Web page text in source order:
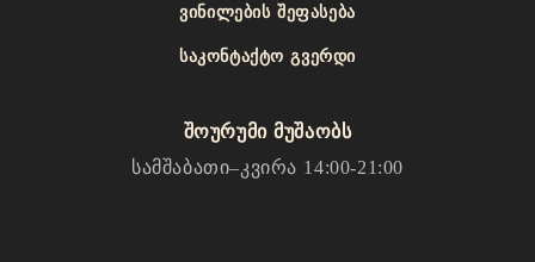
ᲕᲘᲜᲘᲚᲔᲑᲘᲡ ᲨᲔᲤᲐᲡᲔᲑᲐ
ᲡᲐᲙᲝᲜᲢᲐᲥᲢᲝ ᲒᲕᲔᲠᲓᲘ
შოურუმი მუშაობს
სამშაბათი–კვირა 14:00-21:00